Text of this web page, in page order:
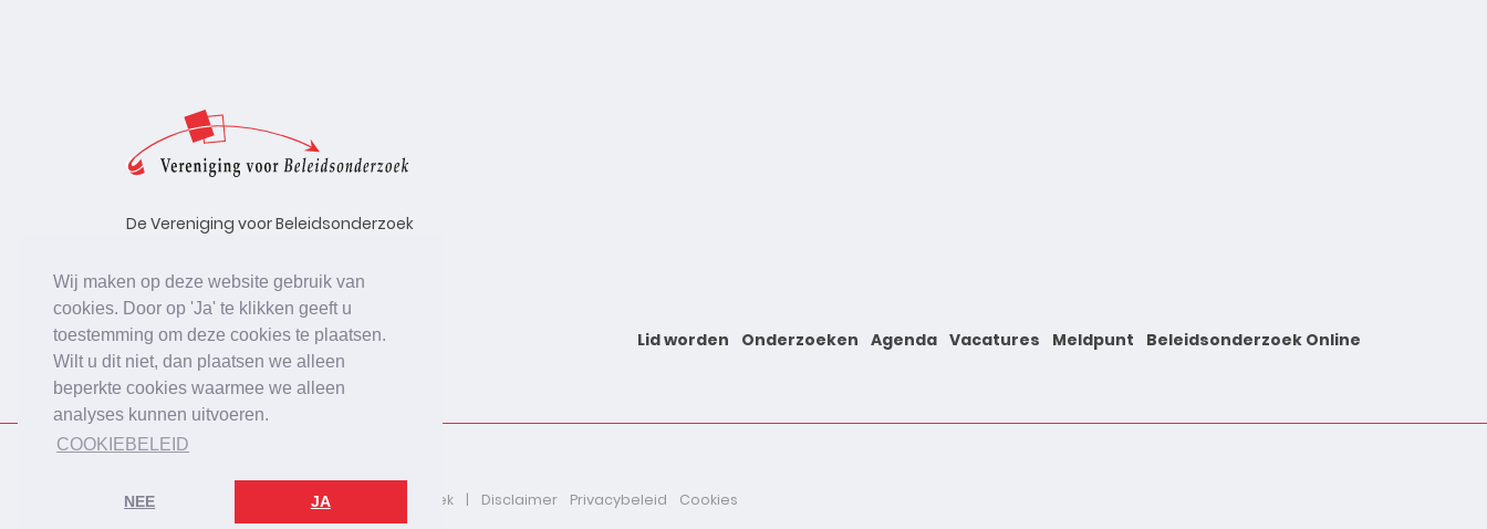
Wij maken op deze website gebruik van
cookies. Door op 'Ja' te klikken geeft u
toestemming om deze cookies te plaatsen.
Wilt u dit niet, dan plaatsen we alleen
beperkte cookies waarmee we alleen
analyses kunnen uitvoeren.
COOKIEBELEID
NEE JA
De Vereniging voor Beleidsonderzoek
bevorderen van beleidsonderzoek,
uitgevoerd in opdracht van
beleidsinstanties, uitvoerende
organisaties en bedrijfsleven.
Lid worden Onderzoeken Agenda Vacatures Meldpunt Beleidsonderzoek Online
2026 © De Vereniging voor Beleidsonderzoek Disclaimer Privacybeleid Cookies